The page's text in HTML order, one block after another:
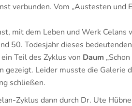
verbunden. Vom „Austesten und
mit dem Leben und Werk Celans
50. Todesjahr dieses
Teil des Zyklus von Daum
gezeigt. Leider musste die Galerie
schließen.
Zyklus dann durch Dr. Ute